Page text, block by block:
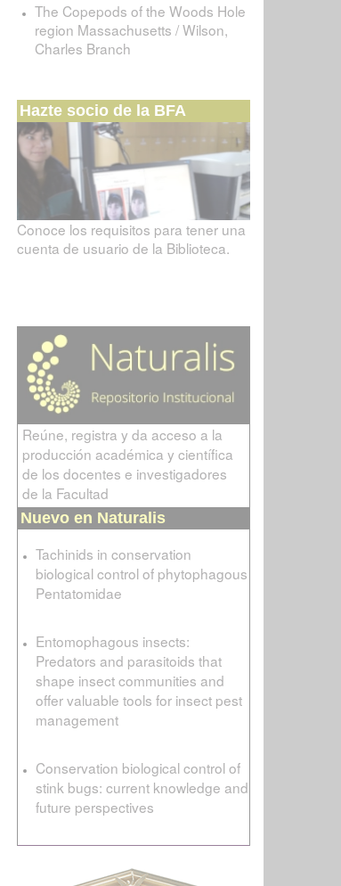
The Copepods of the Woods Hole
region Massachusetts / Wilson,
Charles Branch
Hazte socio de la BFA
Conoce los requisitos para tener una
cuenta de usuario de la Biblioteca.
Reúne, registra y da acceso a la
producción académica y científica
de los docentes e investigadores
de la Facultad
Nuevo en Naturalis
Tachinids in conservation
biological control of phytophagous
Pentatomidae
Entomophagous insects:
Predators and parasitoids that
shape insect communities and
offer valuable tools for insect pest
management
Conservation biological control of
stink bugs: current knowledge and
future perspectives